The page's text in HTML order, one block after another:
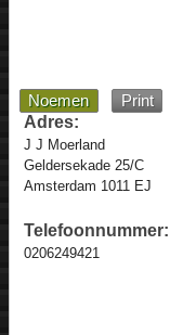
Noemen Print
Adres:
J J Moerland
Geldersekade 25/C
Amsterdam 1011 EJ
Telefoonnummer:
0206249421